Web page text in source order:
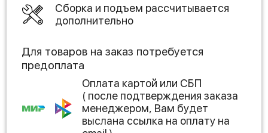
Сборка и подъем рассчитывается
дополнительно
Для товаров на заказ потребуется
предоплата
Оплата картой или СБП
( после подтверждения заказа
менеджером, Вам будет
выслана ссылка на оплату на